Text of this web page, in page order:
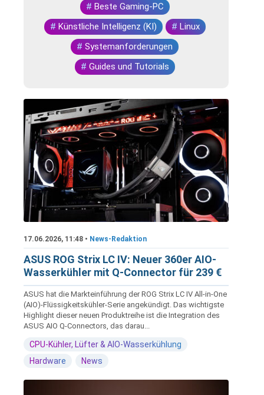
# Beste Gaming-PC
# Künstliche Intelligenz (KI) # Linux
# Systemanforderungen
# Guides und Tutorials
17.06.2026, 11:48 • News-Redaktion
ASUS ROG Strix LC IV: Neuer 360er AIO-
Wasserkühler mit Q-Connector für 239 €
ASUS hat die Markteinführung der ROG Strix LC IV All-in-One
(AIO)-Flüssigkeitskühler-Serie angekündigt. Das wichtigste
Highlight dieser neuen Produktreihe ist die Integration des
ASUS AIO Q-Connectors, das darau...
CPU-Kühler, Lüfter & AIO-Wasserkühlung
Hardware
News